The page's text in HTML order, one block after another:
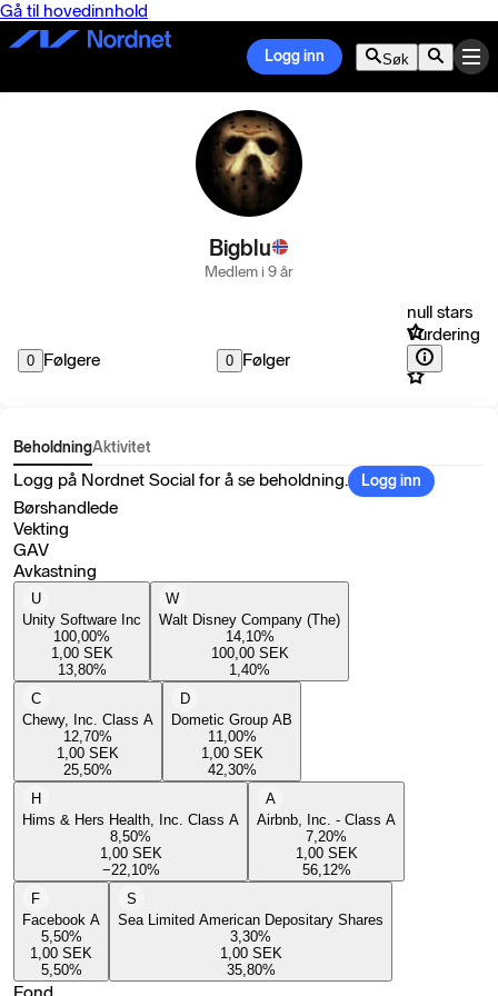
Gå til hovedinnhold
Logg inn Søk
Bigblu
Medlem i 9 år
0 Følgere 0 Følger
null stars
Vurdering
BeholdningAktivitet
Logg på Nordnet Social for å se beholdning. Logg inn
Børshandlede
Vekting
GAV
Avkastning
U
Unity Software Inc
100,00%
1,00 SEK
13,80%
W
Walt Disney Company (The)
14,10%
100,00 SEK
1,40%
C
Chewy, Inc. Class A
12,70%
1,00 SEK
25,50%
D
Dometic Group AB
11,00%
1,00 SEK
42,30%
H
Hims & Hers Health, Inc. Class A
8,50%
1,00 SEK
−22,10%
A
Airbnb, Inc. - Class A
7,20%
1,00 SEK
56,12%
F
Facebook A
5,50%
1,00 SEK
5,50%
S
Sea Limited American Depositary Shares
3,30%
1,00 SEK
35,80%